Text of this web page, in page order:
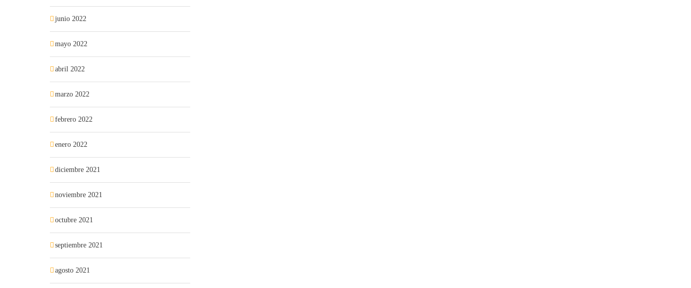
junio 2022
mayo 2022
abril 2022
marzo 2022
febrero 2022
enero 2022
diciembre 2021
noviembre 2021
octubre 2021
septiembre 2021
agosto 2021